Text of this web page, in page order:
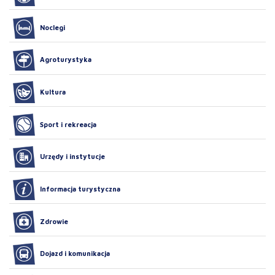
Noclegi
Agroturystyka
Kultura
Sport i rekreacja
Urzędy i instytucje
Informacja turystyczna
Zdrowie
Dojazd i komunikacja